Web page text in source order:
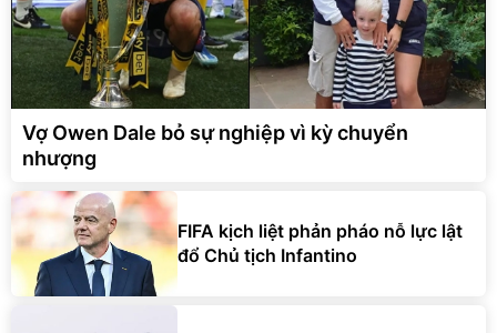
Vợ Owen Dale bỏ sự nghiệp vì kỳ chuyển
nhượng
FIFA kịch liệt phản pháo nỗ lực lật
đổ Chủ tịch Infantino